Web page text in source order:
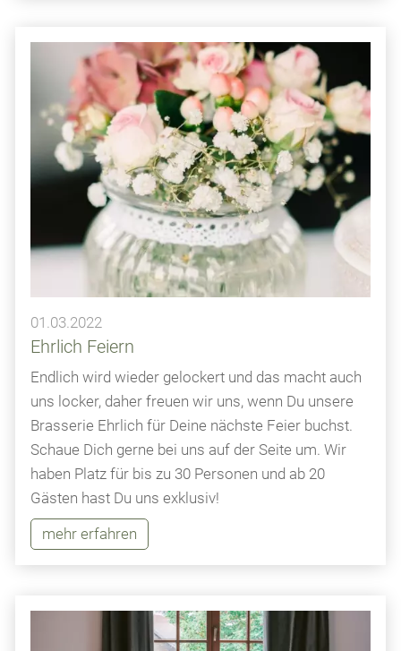
01.03.2022
Ehrlich Feiern
Endlich wird wieder gelockert und das macht auch
uns locker, daher freuen wir uns, wenn Du unsere
Brasserie Ehrlich für Deine nächste Feier buchst.
Schaue Dich gerne bei uns auf der Seite um. Wir
haben Platz für bis zu 30 Personen und ab 20
Gästen hast Du uns exklusiv!
mehr erfahren